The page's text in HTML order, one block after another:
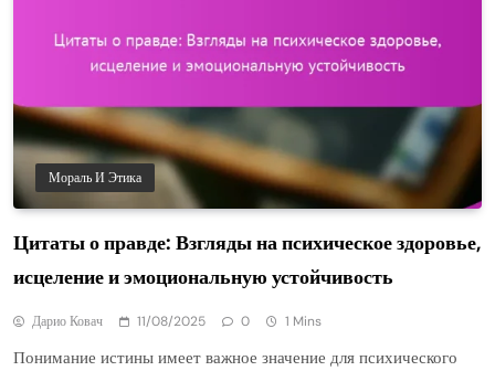
Мораль И Этика
Цитаты о правде: Взгляды на психическое здоровье,
исцеление и эмоциональную устойчивость
Дарио Ковач 11/08/2025 0 1 Mins
Понимание истины имеет важное значение для психического